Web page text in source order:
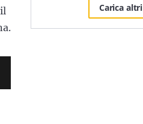
Carica altri